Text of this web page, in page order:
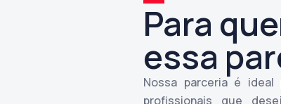
Para
essa
Nossa parceria é ideal
profissionais que